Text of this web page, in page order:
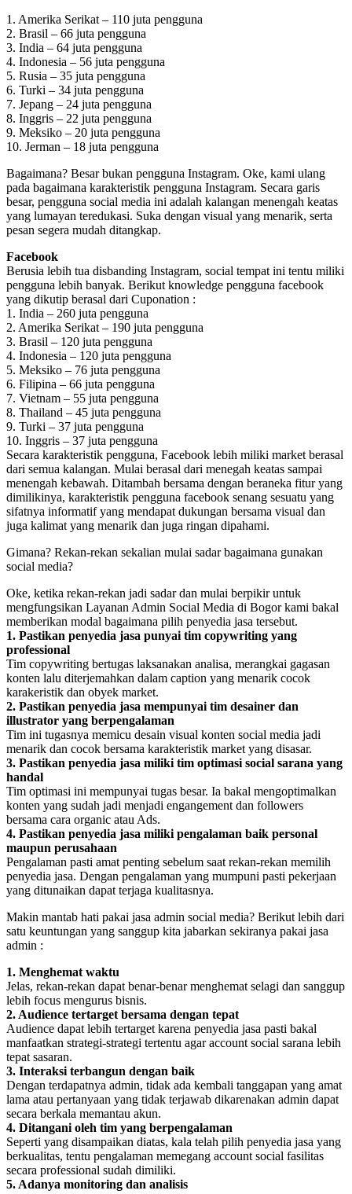
1. Amerika Serikat – 110 juta pengguna
2. Brasil – 66 juta pengguna
3. India – 64 juta pengguna
4. Indonesia – 56 juta pengguna
5. Rusia – 35 juta pengguna
6. Turki – 34 juta pengguna
7. Jepang – 24 juta pengguna
8. Inggris – 22 juta pengguna
9. Meksiko – 20 juta pengguna
10. Jerman – 18 juta pengguna
Bagaimana? Besar bukan pengguna Instagram. Oke, kami ulang
pada bagaimana karakteristik pengguna Instagram. Secara garis
besar, pengguna social media ini adalah kalangan menengah keatas
yang lumayan teredukasi. Suka dengan visual yang menarik, serta
pesan segera mudah ditangkap.
Facebook
Berusia lebih tua disbanding Instagram, social tempat ini tentu miliki
pengguna lebih banyak. Berikut knowledge pengguna facebook
yang dikutip berasal dari Cuponation :
1. India – 260 juta pengguna
2. Amerika Serikat – 190 juta pengguna
3. Brasil – 120 juta pengguna
4. Indonesia – 120 juta pengguna
5. Meksiko – 76 juta pengguna
6. Filipina – 66 juta pengguna
7. Vietnam – 55 juta pengguna
8. Thailand – 45 juta pengguna
9. Turki – 37 juta pengguna
10. Inggris – 37 juta pengguna
Secara karakteristik pengguna, Facebook lebih miliki market berasal
dari semua kalangan. Mulai berasal dari menegah keatas sampai
menengah kebawah. Ditambah bersama dengan beraneka fitur yang
dimilikinya, karakteristik pengguna facebook senang sesuatu yang
sifatnya informatif yang mendapat dukungan bersama visual dan
juga kalimat yang menarik dan juga ringan dipahami.
Gimana? Rekan-rekan sekalian mulai sadar bagaimana gunakan
social media?
Oke, ketika rekan-rekan jadi sadar dan mulai berpikir untuk
mengfungsikan Layanan Admin Social Media di Bogor kami bakal
memberikan modal bagaimana pilih penyedia jasa tersebut.
1. Pastikan penyedia jasa punyai tim copywriting yang
professional
Tim copywriting bertugas laksanakan analisa, merangkai gagasan
konten lalu diterjemahkan dalam caption yang menarik cocok
karakeristik dan obyek market.
2. Pastikan penyedia jasa mempunyai tim desainer dan
illustrator yang berpengalaman
Tim ini tugasnya memicu desain visual konten social media jadi
menarik dan cocok bersama karakteristik market yang disasar.
3. Pastikan penyedia jasa miliki tim optimasi social sarana yang
handal
Tim optimasi ini mempunyai tugas besar. Ia bakal mengoptimalkan
konten yang sudah jadi menjadi engangement dan followers
bersama cara organic atau Ads.
4. Pastikan penyedia jasa miliki pengalaman baik personal
maupun perusahaan
Pengalaman pasti amat penting sebelum saat rekan-rekan memilih
penyedia jasa. Dengan pengalaman yang mumpuni pasti pekerjaan
yang ditunaikan dapat terjaga kualitasnya.
Makin mantab hati pakai jasa admin social media? Berikut lebih dari
satu keuntungan yang sanggup kita jabarkan sekiranya pakai jasa
admin :
1. Menghemat waktu
Jelas, rekan-rekan dapat benar-benar menghemat selagi dan sanggup
lebih focus mengurus bisnis.
2. Audience tertarget bersama dengan tepat
Audience dapat lebih tertarget karena penyedia jasa pasti bakal
manfaatkan strategi-strategi tertentu agar account social sarana lebih
tepat sasaran.
3. Interaksi terbangun dengan baik
Dengan terdapatnya admin, tidak ada kembali tanggapan yang amat
lama atau pertanyaan yang tidak terjawab dikarenakan admin dapat
secara berkala memantau akun.
4. Ditangani oleh tim yang berpengalaman
Seperti yang disampaikan diatas, kala telah pilih penyedia jasa yang
berkualitas, tentu pengalaman memegang account social fasilitas
secara professional sudah dimiliki.
5. Adanya monitoring dan analisis